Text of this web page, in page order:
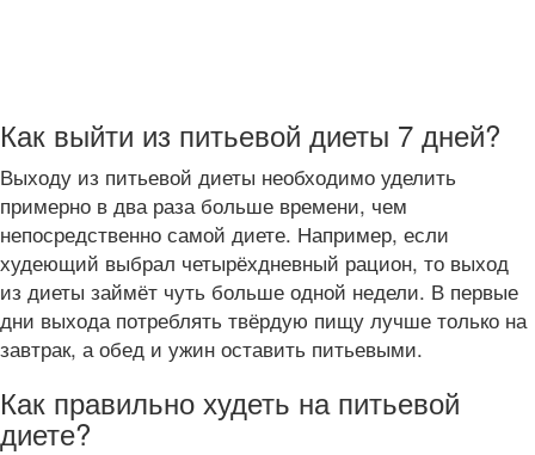
Как выйти из питьевой диеты 7 дней?
Выходу из питьевой диеты необходимо уделить
примерно в два раза больше времени, чем
непосредственно самой диете. Например, если
худеющий выбрал четырёхдневный рацион, то выход
из диеты займёт чуть больше одной недели. В первые
дни выхода потреблять твёрдую пищу лучше только на
завтрак, а обед и ужин оставить питьевыми.
Как правильно худеть на питьевой
диете?